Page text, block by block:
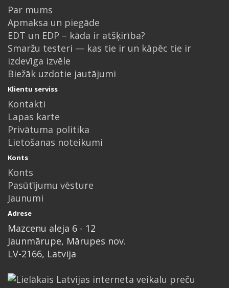
Par mums
Apmaksa un piegāde
EDT un EDP – kāda ir atšķirība?
Smaržu testeri — kas tie ir un kāpēc tie ir
izdevīga izvēle
Biežāk uzdotie jautājumi
Klientu serviss
Kontakti
Lapas karte
Privātuma politika
Lietošanas noteikumi
Konts
Konts
Pasūtījumu vēsture
Jaunumi
Adrese
Mazcenu aleja 6 - 12
Jaunmārupe, Mārupes nov.
LV-2166, Latvija